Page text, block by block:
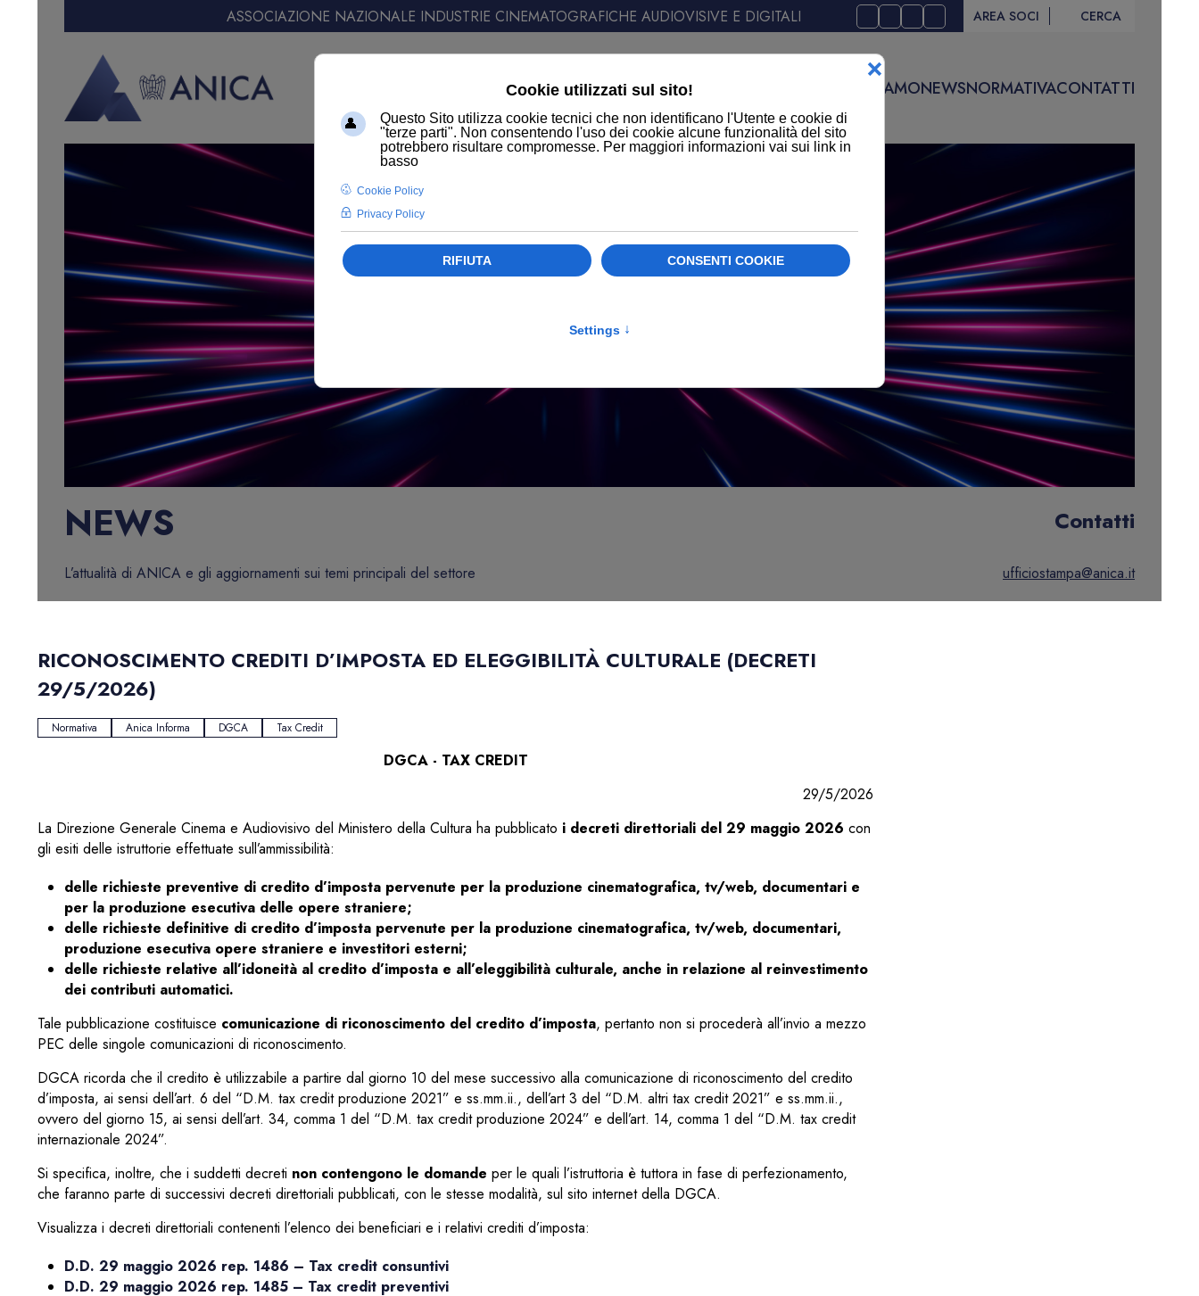
ASSOCIAZIONE NAZIONALE INDUSTRIE CINEMATOGRAFICHE AUDIOVISIVE E DIGITALI AREA SOCI CERCA
CHI SIAMONEWSNORMATIVACONTATTI
NEWS Contatti
ufficiostampa@anica.it
L’attualità di ANICA e gli aggiornamenti sui temi principali del settore
RICONOSCIMENTO CREDITI D’IMPOSTA ED ELEGGIBILITÀ CULTURALE (DECRETI
29/5/2026)
Normativa Anica Informa DGCA Tax Credit
DGCA - TAX CREDIT
29/5/2026
La Direzione Generale Cinema e Audiovisivo del Ministero della Cultura ha pubblicato i decreti direttoriali del 29 maggio 2026 con
gli esiti delle istruttorie effettuate sull’ammissibilità:
delle richieste preventive di credito d’imposta pervenute per la produzione cinematografica, tv/web, documentari e
per la produzione esecutiva delle opere straniere;
delle richieste definitive di credito d’imposta pervenute per la produzione cinematografica, tv/web, documentari,
produzione esecutiva opere straniere e investitori esterni;
delle richieste relative all’idoneità al credito d’imposta e all’eleggibilità culturale, anche in relazione al reinvestimento
dei contributi automatici.
Tale pubblicazione costituisce comunicazione di riconoscimento del credito d’imposta, pertanto non si procederà all’invio a mezzo
PEC delle singole comunicazioni di riconoscimento.
DGCA ricorda che il credito è utilizzabile a partire dal giorno 10 del mese successivo alla comunicazione di riconoscimento del credito
d’imposta, ai sensi dell’art. 6 del “D.M. tax credit produzione 2021” e ss.mm.ii., dell’art 3 del “D.M. altri tax credit 2021” e ss.mm.ii.,
ovvero del giorno 15, ai sensi dell’art. 34, comma 1 del “D.M. tax credit produzione 2024” e dell’art. 14, comma 1 del “D.M. tax credit
internazionale 2024”.
Si specifica, inoltre, che i suddetti decreti non contengono le domande per le quali l’istruttoria è tuttora in fase di perfezionamento,
che faranno parte di successivi decreti direttoriali pubblicati, con le stesse modalità, sul sito internet della DGCA.
Visualizza i decreti direttoriali contenenti l’elenco dei beneficiari e i relativi crediti d’imposta:
D.D. 29 maggio 2026 rep. 1486 – Tax credit consuntivi
D.D. 29 maggio 2026 rep. 1485 – Tax credit preventivi